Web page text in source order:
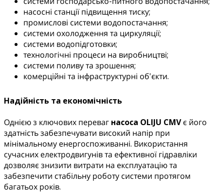
насосні станції підвищення тиску;
промислові системи водопостачання;
системи охолодження та циркуляції;
системи водопідготовки;
технологічні процеси на виробництві;
системи поливу та зрошення;
комерційні та інфраструктурні об'єкти.
Надійність та економічність
Однією з ключових переваг насоса OLIJU CMVє його
здатність забезпечувати високий напір при
мінімальному енергоспоживанні. Використання
сучасних електродвигунів та ефективної гідравліки
дозволяє знизити витрати на експлуатацію та
забезпечити стабільну роботу системи протягом
багатьох років.